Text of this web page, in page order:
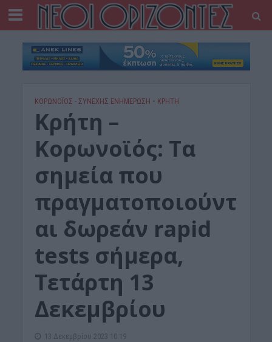
ΚΟΡΩΝΟΪΟΣ - ΣΥΝΕΧΗΣ ΕΝΗΜΕΡΩΣΗ • ΚΡΗΤΗ
Κρήτη –
Κορωνοϊός: Τα
σημεία που
πραγματοποιούντ
αι δωρεάν rapid
tests σήμερα,
Τετάρτη 13
Δεκεμβρίου
13 Δεκεμβρίου 2023 10:19